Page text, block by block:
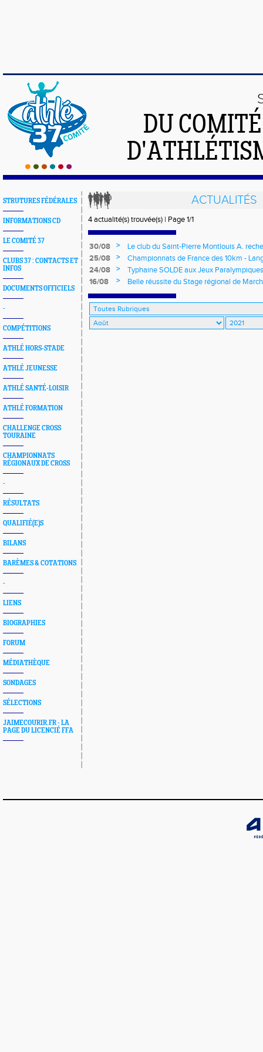
DU
STRUTURES FÉDÉRALES
INFORMATIONS CD
LE COMITÉ 37
CLUBS 37 : CONTACTS ET
INFOS
DOCUMENTS OFFICIELS
-
COMPÉTITIONS
ATHLÉ HORS-STADE
ATHLÉ JEUNESSE
ATHLÉ SANTÉ-LOISIR
ATHLÉ FORMATION
CHALLENGE CROSS
TOURAINE
CHAMPIONNATS
RÉGIONAUX DE CROSS
-
RÉSULTATS
QUALIFIÉ(E)S
BILANS
BARÈMES & COTATIONS
-
LIENS
BIOGRAPHIES
FORUM
MÉDIATHÈQUE
SONDAGES
SÉLECTIONS
JAIMECOURIR.FR - LA
PAGE DU LICENCIÉ FFA
ACTUALITÉS
4 actualité(s) trouvée(s) | Page 1/1
30/08 >
Le club du Saint-Pierre Montlouis A.
25/08
>
Championnats de France des 10km -
24/08
>
Typhaine SOLDE aux Jeux
16/08
>
Belle réussite du Stage régional de